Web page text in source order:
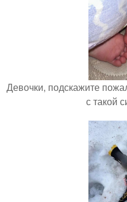
Девочки, подскажите
с такой